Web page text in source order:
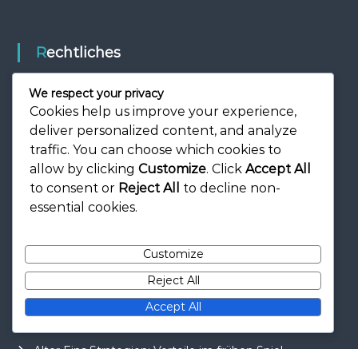
Rechtliches
Cookie-Richtlinie
Kontakt
Benutzervereinbarung
Wer wir sind
Datenschutzrichtlinie
Neueste Beiträge
Wunder von Gizeh: Bau-Strategien,
We respect your privacy
Cookies help us improve your experience,
deliver personalized content, and analyze
traffic. You can choose which cookies to
allow by clicking Customize. Click Accept All
to consent or Reject All
to decline non-
essential cookies.
Customize
Reject All
Accept All